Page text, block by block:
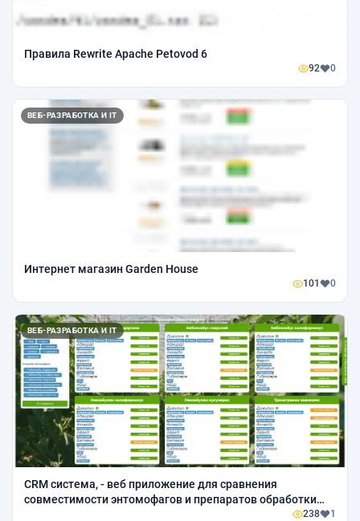
Правила Rewrite Apache Petovod 6
92 0
ВЕБ-РАЗРАБОТКА И IT
Интернет магазин Garden House
101 0
ВЕБ-РАЗРАБОТКА И IT
CRM система, - веб приложение для сравнения
совместимости энтомофагов и препаратов обработки
238 1